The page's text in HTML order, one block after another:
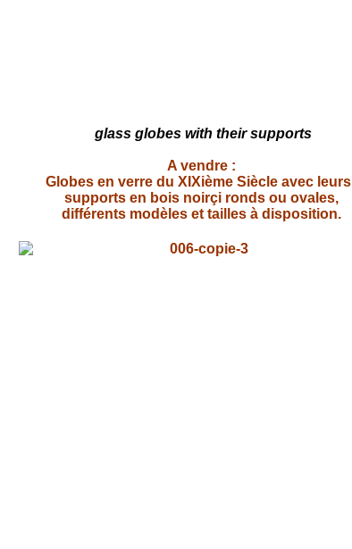
glass globes with their supports
A vendre :
Globes en verre du XIXième Siècle avec leurs
supports en bois noirçi ronds ou ovales,
différents modèles et tailles à disposition.